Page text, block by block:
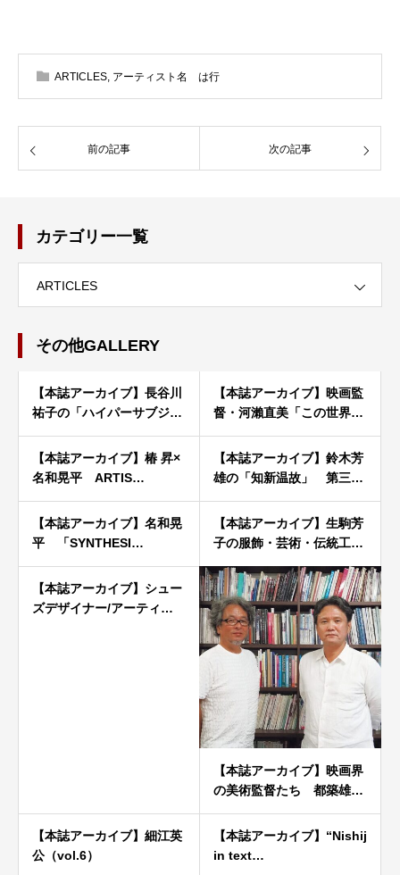
ARTICLES, アーティスト名 は行
前の記事 次の記事
カテゴリー一覧
ARTICLES
その他GALLERY
【本誌アーカイブ】長谷川
祐子の「ハイパーサブジ…
【本誌アーカイブ】映画監
督・河瀨直美「この世界…
【本誌アーカイブ】椿 昇×
名和晃平 ARTIS…
【本誌アーカイブ】鈴木芳
雄の「知新温故」 第三…
【本誌アーカイブ】名和晃
平 「SYNTHESI…
【本誌アーカイブ】生駒芳
子の服飾・芸術・伝統工…
【本誌アーカイブ】シュー
ズデザイナー/アーティ…
【本誌アーカイブ】映画界
の美術監督たち 都築雄…
【本誌アーカイブ】細江英
公（vol.6）
【本誌アーカイブ】“Nishij
in text…